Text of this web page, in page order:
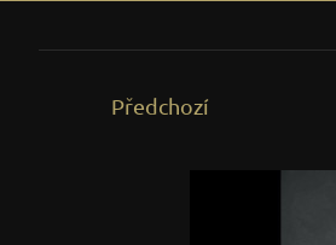
Předchozí